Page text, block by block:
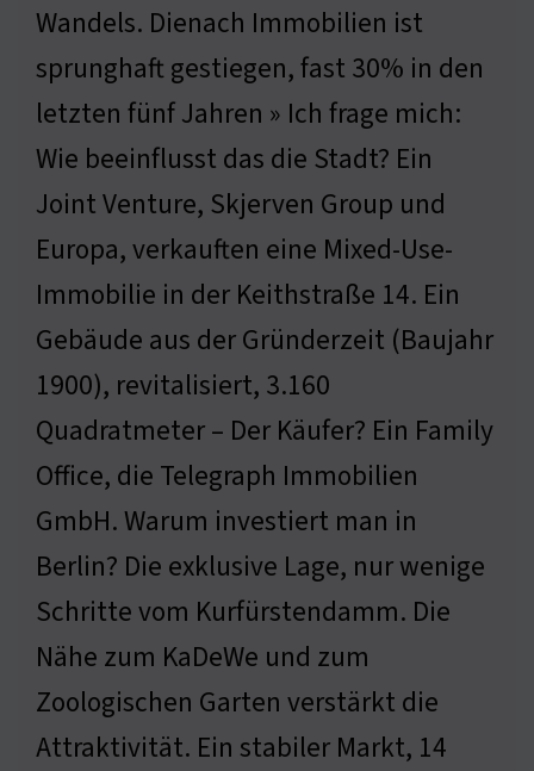
Wandels. Dienach Immobilien ist
sprunghaft gestiegen, fast 30% in den
letzten fünf Jahren » Ich frage mich:
Wie beeinflusst das die Stadt? Ein
Joint Venture, Skjerven Group und
Europa, verkauften eine Mixed-Use-
Immobilie in der Keithstraße 14. Ein
Gebäude aus der Gründerzeit (Baujahr
1900), revitalisiert, 3.160
Quadratmeter – Der Käufer? Ein Family
Office, die Telegraph Immobilien
GmbH. Warum investiert man in
Berlin? Die exklusive Lage, nur wenige
Schritte vom Kurfürstendamm. Die
Nähe zum KaDeWe und zum
Zoologischen Garten verstärkt die
Attraktivität. Ein stabiler Markt, 14